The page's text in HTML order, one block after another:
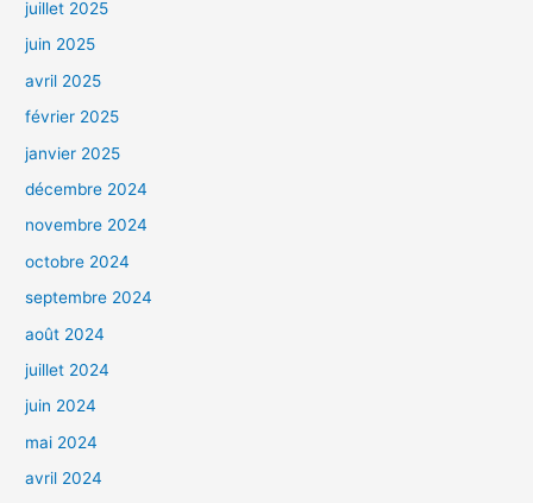
juillet 2025
juin 2025
avril 2025
février 2025
janvier 2025
décembre 2024
novembre 2024
octobre 2024
septembre 2024
août 2024
juillet 2024
juin 2024
mai 2024
avril 2024